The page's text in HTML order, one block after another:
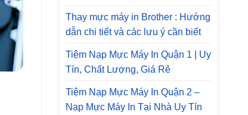
Thay mực máy in Brother : Hướng
dẫn chi tiết và các lưu ý cần biết
Tiệm Nạp Mực Máy In Quận 1 | Uy
Tín, Chất Lượng, Giá Rẻ
Tiệm Nạp Mực Máy In Quận 2 –
Nạp Mực Máy In Tại Nhà Uy Tín